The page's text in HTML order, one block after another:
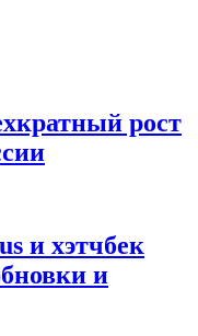
рост
и хэтчбек
и